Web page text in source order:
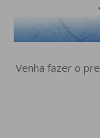
Venha fazer o